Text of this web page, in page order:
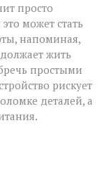
скажет
спасибо:
хранения
гаджета
просто
может стать
напоминая,
жить
простыми
рискует
деталей, а